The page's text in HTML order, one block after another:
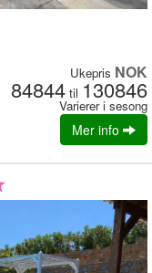
Ukepris NOK
84844 til 130846
Varierer i sesong
Mer info